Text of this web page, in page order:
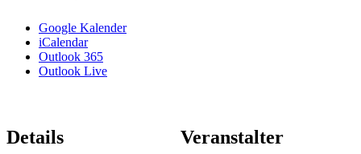
Google Kalender
iCalendar
Outlook 365
Outlook Live
Details Veranstalter